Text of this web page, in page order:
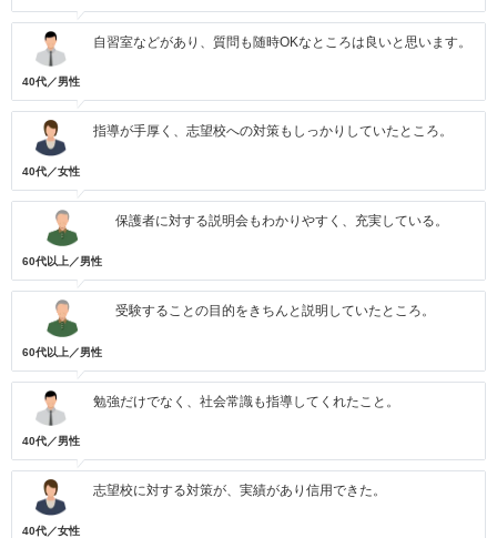
40代／男性
自習室などがあり、質問も随時OKなところは良いと思います。
40代／女性
指導が手厚く、志望校への対策もしっかりしていたところ。
60代以上／男性
保護者に対する説明会もわかりやすく、充実している。
60代以上／男性
受験することの目的をきちんと説明していたところ。
40代／男性
勉強だけでなく、社会常識も指導してくれたこと。
40代／女性
志望校に対する対策が、実績があり信用できた。